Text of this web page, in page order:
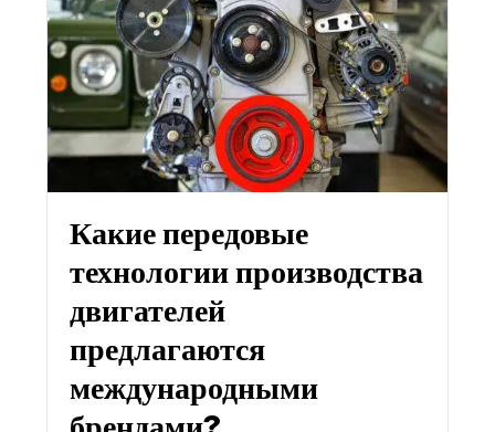
Какие передовые
технологии производства
двигателей
предлагаются
международными